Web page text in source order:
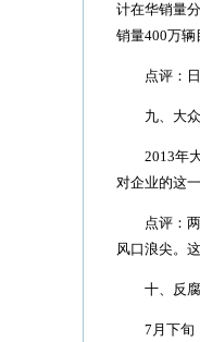
计在华销量
销量400万辆
点评：日
九、大众
2013年大
对企业的这
点评：两
风口浪尖。
十、反腐
7月下旬，